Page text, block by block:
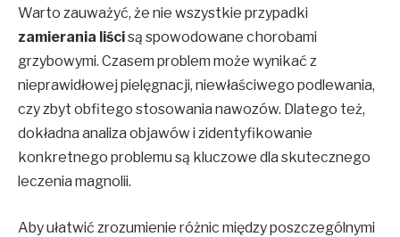
Warto zauważyć, że nie wszystkie przypadki
zamierania liścisą spowodowane chorobami
grzybowymi. Czasem problem może wynikać z
nieprawidłowej pielęgnacji, niewłaściwego podlewania,
czy zbyt obfitego stosowania nawozów. Dlatego też,
dokładna analiza objawów i zidentyfikowanie
konkretnego problemu są kluczowe dla skutecznego
leczenia magnolii.
Aby ułatwić zrozumienie różnic między poszczególnymi